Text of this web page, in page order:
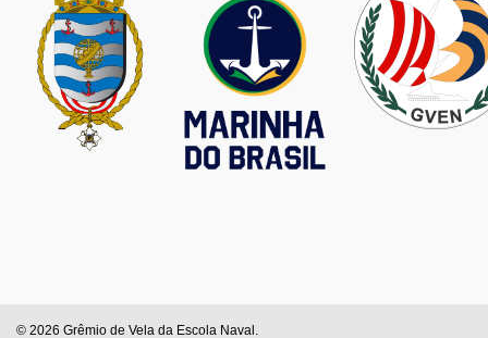
© 2026 Grêmio de Vela da Escola Naval.